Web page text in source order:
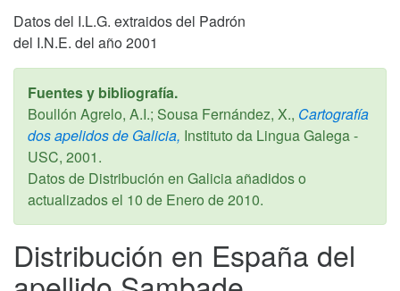
Datos del I.L.G. extraidos del Padrón
del I.N.E. del año 2001
Fuentes y bibliografía.
Boullón Agrelo, A.I.; Sousa Fernández, X., Cartografía
dos apelidos de Galicia, Instituto da Lingua Galega -
USC, 2001.
Datos de Distribución en Galicia añadidos o
actualizados el 10 de Enero de 2010.
Distribución en España del